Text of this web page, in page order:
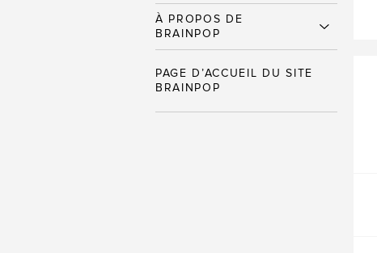
À PROPOS DE
BRAINPOP
PAGE D’ACCUEIL DU SITE
BRAINPOP